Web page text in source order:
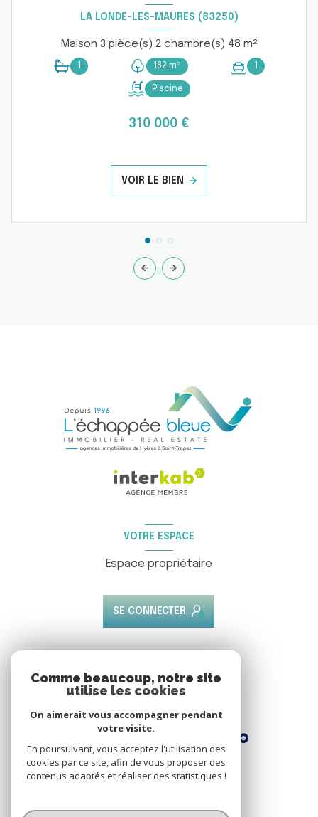
LA LONDE-LES-MAURES (83250)
Maison 3 pièce(s) 2 chambre(s) 48 m²
182 m²
Piscine
310 000 €
VOIR LE BIEN
VOTRE ESPACE
Espace propriétaire
SE CONNECTER
Nous adhérons
© 2026 | Tous droits réservés
Comme beaucoup, notre site
utilise les cookies
On aimerait vous accompagner pendant
votre visite.
En poursuivant, vous acceptez l'utilisation des
cookies par ce site, afin de vous proposer des
contenus adaptés et réaliser des statistiques !